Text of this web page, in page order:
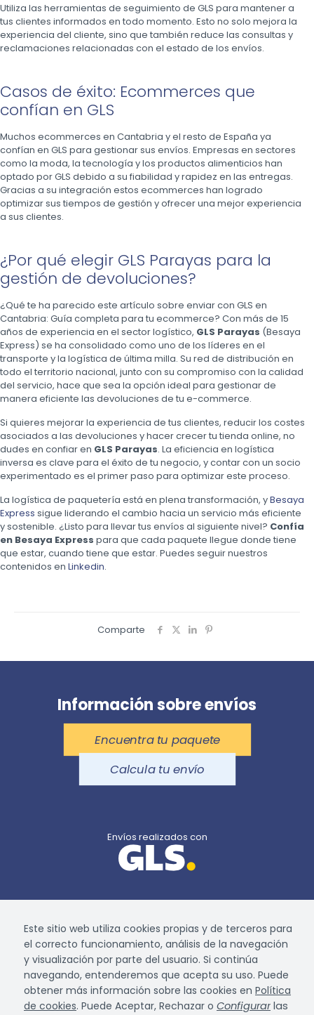
Utiliza las herramientas de seguimiento de GLS para mantener a
tus clientes informados en todo momento. Esto no solo mejora la
experiencia del cliente, sino que también reduce las consultas y
reclamaciones relacionadas con el estado de los envíos.
Casos de éxito: Ecommerces que
confían en GLS
Muchos ecommerces en Cantabria y el resto de España ya
confían en GLS para gestionar sus envíos. Empresas en sectores
como la moda, la tecnología y los productos alimenticios han
optado por GLS debido a su fiabilidad y rapidez en las entregas.
Gracias a su integración estos ecommerces han logrado
optimizar sus tiempos de gestión y ofrecer una mejor experiencia
a sus clientes.
¿Por qué elegir GLS Parayas para la
gestión de devoluciones?
¿Qué te ha parecido este artículo sobre enviar con GLS en
Cantabria: Guía completa para tu ecommerce? Con más de 15
años de experiencia en el sector logístico, GLS Parayas (Besaya
Express) se ha consolidado como uno de los líderes en el
transporte y la logística de última milla. Su red de distribución en
todo el territorio nacional, junto con su compromiso con la calidad
del servicio, hace que sea la opción ideal para gestionar de
manera eficiente las devoluciones de tu e-commerce.
Si quieres mejorar la experiencia de tus clientes, reducir los costes
asociados a las devoluciones y hacer crecer tu tienda online, no
dudes en confiar en GLS Parayas. La eficiencia en logística
inversa es clave para el éxito de tu negocio, y contar con un socio
experimentado es el primer paso para optimizar este proceso.
La logística de paquetería está en plena transformación, yBesaya
Express sigue liderando el cambio hacia un servicio más eficiente
y sostenible. ¿Listo para llevar tus envíos al siguiente nivel? Confía
en Besaya Express para que cada paquete llegue donde tiene
que estar, cuando tiene que estar. Puedes seguir nuestros
contenidos en Linkedin.
Comparte
Información sobre envíos
Encuentra tu paquete
Calcula tu envío
Envíos realizados con
Agencia de GLS Spain 391 de Santander ·900 26 46 74
Desarrollado porAlpe Creativa â ·Aviso legal·Política
Este sitio web utiliza cookies propias y de terceros para
el correcto funcionamiento, análisis de la navegación
y visualización por parte del usuario. Si continúa
navegando, entenderemos que acepta su uso. Puede
obtener más información sobre las cookies en Política
de cookies. Puede Aceptar, Rechazar o Configurar las